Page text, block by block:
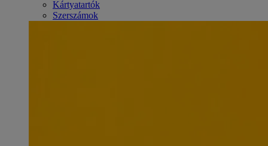
Kártyatartók
Szerszámok